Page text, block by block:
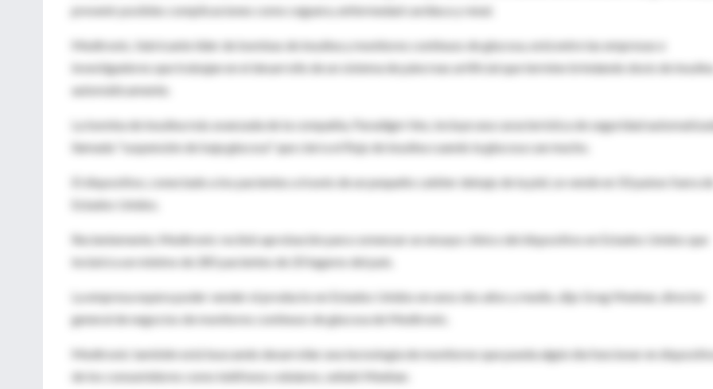
prevenir posibles complicaciones como ceguera, enfermedad cardíaca y renal.
Medtronic, fabricante líder de bombas de insulina y monitores continuos de glucosa, está entre las empresas e
investigadores que trabajan en el desarrollo de un sistema de páncreas artificial que termine brindando dosis de
automáticamente.
La bomba de insulina más avanzada de la compañía, Paradigm Veo, incluye una característica de seguridad
llamada "suspensión de baja glucosa" que cierra el flujo de insulina cuando la glucosa cae mucho.
El dispositivo, conectado a los pacientes a través de un pequeño catéter debajo de la piel, se vende en 50 países fuera
Estados Unidos.
Recientemente, Medtronic recibió aprobación para comenzar un ensayo clínico del dispositivo en Estados Unidos que
incluirá a un mínimo de 285 pacientes de 20 lugares del país.
La empresa espera poder vender el producto en Estados Unidos en unos dos años y medio, dijo Greg Meehan, director
general de negocios de monitores continuos de glucosa de Medtronic.
Medtronic también está buscando desarrollar una tecnología de monitoreo que pueda algún día funcionar en
de los consumidores como teléfonos celulares, señaló Meehan.